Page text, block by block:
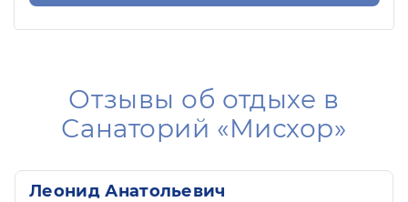
Отзывы об отдыхе в
Санаторий «Мисхор»
Леонид Анатольевич